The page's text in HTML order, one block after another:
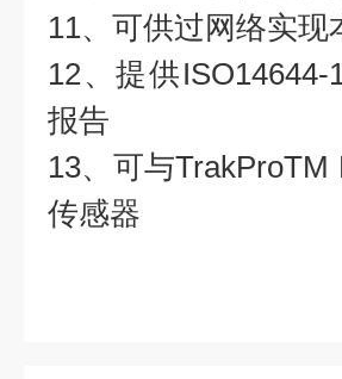
11、可供过网络实现
12、提供
报告
13、可与
传感器